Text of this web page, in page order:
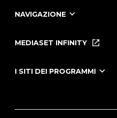
NAVIGAZIONE
Le Iene Presentano Inside
Tutti i servizi
MEDIASET INFINITY
I SITI DEI PROGRAMMI